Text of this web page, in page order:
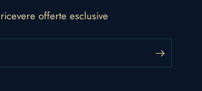
offerte esclusive